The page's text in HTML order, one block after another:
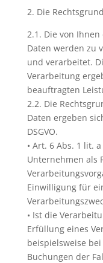
2. Die
2.1. Die von
Daten werden zu
und verarbeitet.
Verarbeitung
beauftragten
2.2. Die
Daten ergeben
DSGVO.
• Art. 6 Abs. 1 lit.
Unternehmen als
Einwilligung für
• Ist die
Erfüllung eines
beispielsweise
Buchungen der